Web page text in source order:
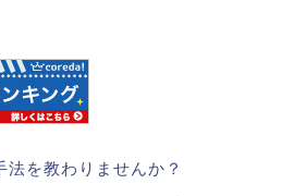
を教わりませんか？